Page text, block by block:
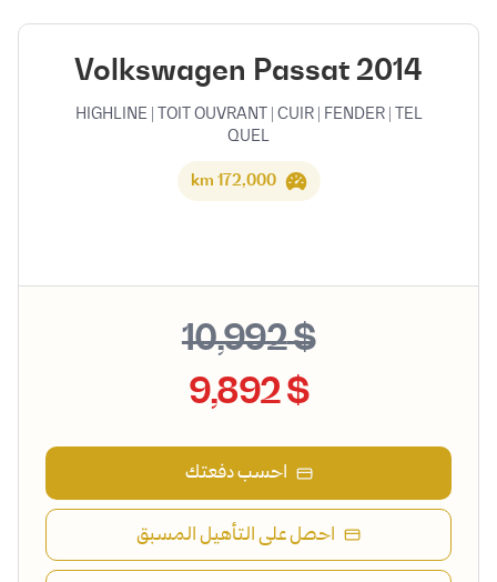
Volkswagen Passat 2014
HIGHLINE | TOIT OUVRANT | CUIR | FENDER | TEL
QUEL
172,000 km
$ 10,992
$ 9,892
احسب دفعتك
احصل على التأهيل المسبق